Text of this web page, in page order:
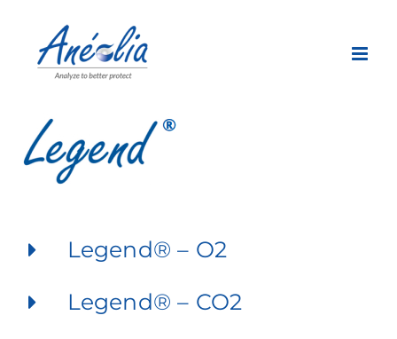
content
Legend® – O2
Legend® – CO2